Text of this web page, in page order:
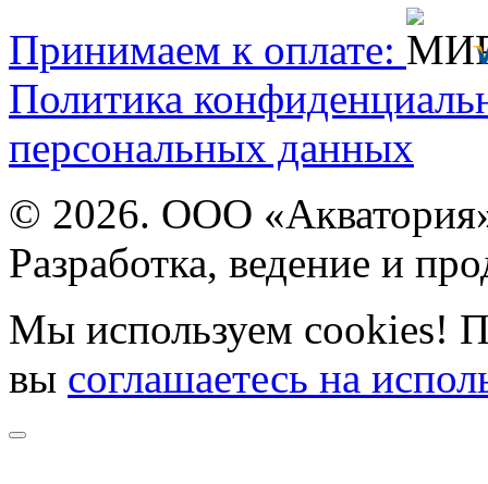
Принимаем к оплате:
Политика
персональных данных
© 2026. ООО
Разработка, ведение и
Мы используем cookies!
вы соглашаетесь на